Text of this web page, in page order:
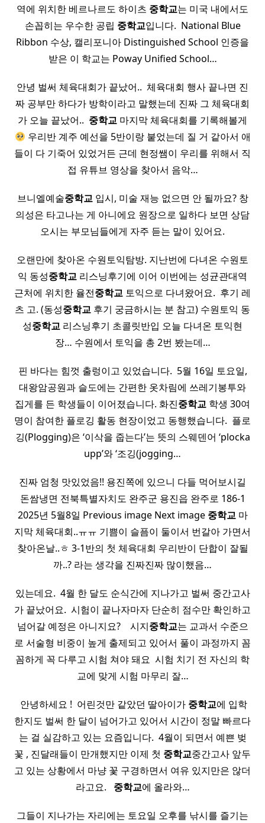
역에 위치한 베르나르도 하이츠 중학교는 미국 내에서도
손꼽히는 우수한 공립 중학교입니다. ​ National Blue
Ribbon 수상, 캘리포니아 Distinguished School 인증을
받은 이 학교는 Poway Unified School…
안녕 벌써 체육대회가 끝났어.. ​ 체육대회 행사 끝나면 진
짜 공부만 하다가 방학이라고 말했는데 진짜 그 체육대회
가 오늘 끝났어.. ​ 중학교 마지막 체육대회를 기록해볼게
우리반 계주 예선을 5반이랑 붙었는데 질 거 같아서 애
들이 다 기죽어 있었거든 근데 현정쌤이 우리를 위해서 직
접 유튜브 영상을 찾아서 음악…
브니엘예술중학교입시, 미술 재능 없으면 안 될까요? 창
의성은 타고나는 게 아니에요 원장으로 일하다 보면 상담
오시는 부모님들에게 자주 듣는 말이 있어요.
오랜만에 찾아온 수원토익탐방. 지난번에 다녀온 수원토
익 동성중학교 리스닝후기에 이어 이번에는 성균관대역
근처에 위치한 율전중학교 토익으로 다녀왔어요. ​ 후기 레
츠 고. (동성중학교 후기 궁금하시는 분 참고) 수원토익 동
성중학교 리스닝후기 초콜릿반입 오늘 다녀온 토익현
장… 수원에서 토익을 총 2번 봤는데…
핀 바다는 힘껏 출렁이고 있었습니다. ​ 5월 16일 토요일,
대왕암공원과 슬도에는 간편한 옷차림에 쓰레기봉투와
집게를 든 학생들이 이어졌습니다. 화진중학교 학생 30여
명이 참여한 플로깅 활동 현장이었고 동행했습니다. ​ 플로
깅(Plogging)은 ‘이삭을 줍는다’는 뜻의 스웨덴어 ‘plocka
upp’와 ‘조깅(jogging…
진짜 엄청 맛있었음!! 용진쪽에 있으니 다들 먹어보시길
돈쌈냉면 전북특별자치도 완주군 용진읍 완주로 186-1
2025년 5월8일 Previous image Next image 중학교마
지막 체육대회..ㅠㅠ 기쁨이 슬픔이 둘이서 번갈아 가면서
찾아온날..ㅎ 3-1반의 첫 체육대회 우리반이 단합이 잘될
까..? 라는 생각을 진짜진짜 많이했음…
있는데요. ​ 4월 한 달도 순식간에 지나가고 벌써 중간고사
가 끝났어요. ​ 시험이 끝나자마자 단순히 점수만 확인하고
넘어갈 예정은 아니지요? ​ ​ ​ 시지중학교는 교과서 수준으
로 서술형 비중이 높게 출제되고 있어서 풀이 과정까지 꼼
꼼하게 꼭 다루고 시험 쳐야 돼요 ​ 시험 치기 전 자신의 학
교에 맞게 시험 마무리 잘…
​ 안녕하세요 ! ​ 어린것만 같았던 딸아이가 중학교에 입학
한지도 벌써 한 달이 넘어가고 있어서 시간이 정말 빠르다
는 걸 실감하고 있는 요즘입니다. ​ 4월이 되면서 예쁜 벚
꽃 , 진달래들이 만개했지만 이제 첫 중학교중간고사 앞두
고 있는 상황에서 마냥 꽃 구경하면서 여유 있지만은 않더
라고요. ​ ​ 중학교에 올라와…
그들이 지나가는 자리에는 토요일 오후를 낚시를 즐기는